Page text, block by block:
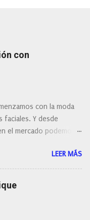
con
con la moda
faciales. Y desde
el mercado podemos
a pilas, a batería,
oscilación... y
precios. Existe en la
antes de hacer la
unas preguntas:
LEER MÁS